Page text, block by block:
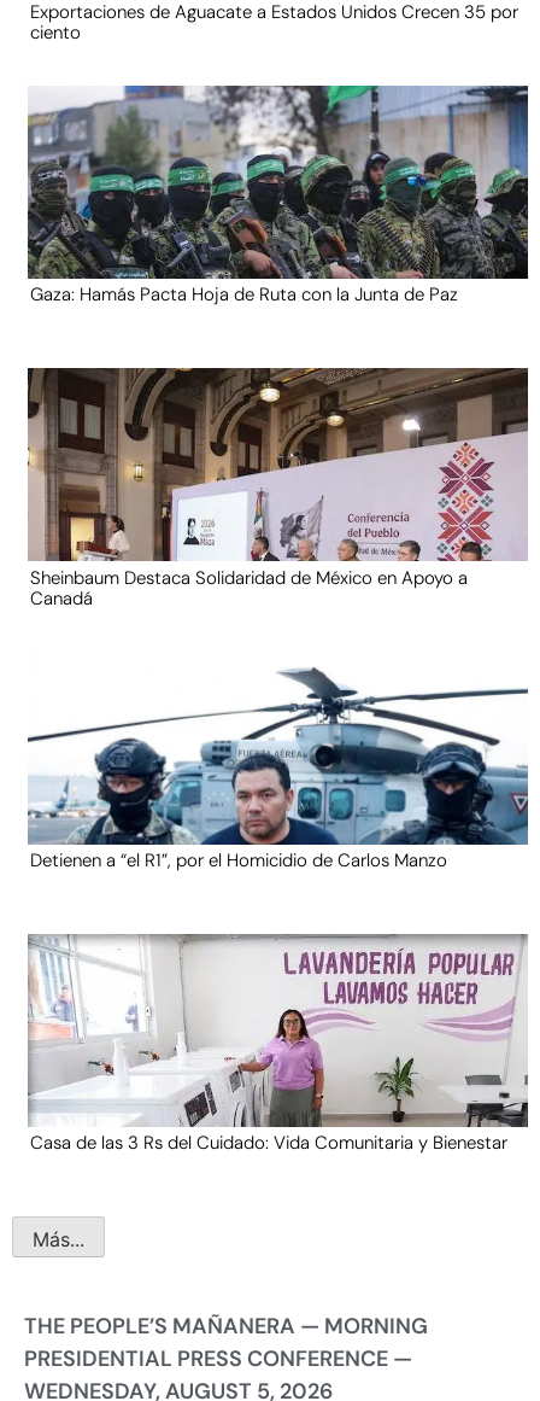
Exportaciones de Aguacate a Estados Unidos Crecen 35 por
ciento
Gaza: Hamás Pacta Hoja de Ruta con la Junta de Paz
Sheinbaum Destaca Solidaridad de México en Apoyo a
Canadá
Detienen a “el R1”, por el Homicidio de Carlos Manzo
Casa de las 3 Rs del Cuidado: Vida Comunitaria y Bienestar
Más...
THE PEOPLE’S MAÑANERA — MORNING
PRESIDENTIAL PRESS CONFERENCE —
WEDNESDAY, AUGUST 5, 2026